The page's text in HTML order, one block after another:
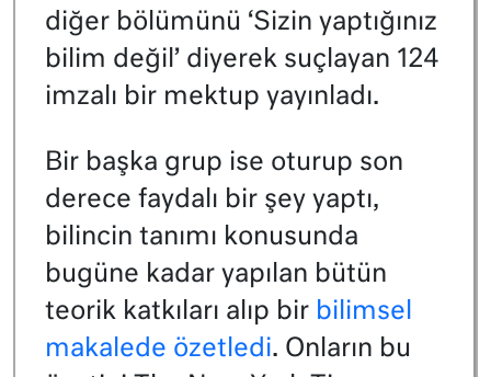
diğer bölümünü ‘Sizin yaptığınız
bilim değil’ diyerek suçlayan 124
imzalı bir mektup yayınladı.
Bir başka grup ise oturup son
derece faydalı bir şey yaptı,
bilincin tanımı konusunda
bugüne kadar yapılan bütün
teorik katkıları alıp bir bilimsel
makalede özetledi. Onların bu